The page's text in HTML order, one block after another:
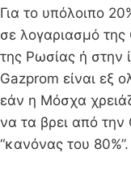
Για το υπόλοιπο
σε λογαριασμό
της Ρωσίας ή στην
Gazprom είναι εξ
εάν η Μόσχα
να τα βρει από την
“κανόνας του 80%”.